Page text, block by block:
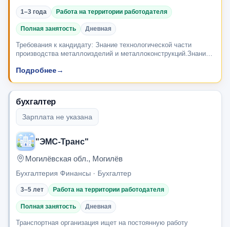
1–3 года Работа на территории работодателя
Полная занятость Дневная
Требования к кандидату: Знание технологической части
производства металлоизделий и металлоконструкций.Знание
обеспечению производства материалами и об...
Подробнее→
бухгалтер
Зарплата не указана
"ЭМС-Транс"
Могилёвская обл., Могилёв
Бухгалтерия Финансы · Бухгалтер
3–5 лет Работа на территории работодателя
Полная занятость Дневная
Транспортная организация ищет на постоянную работу